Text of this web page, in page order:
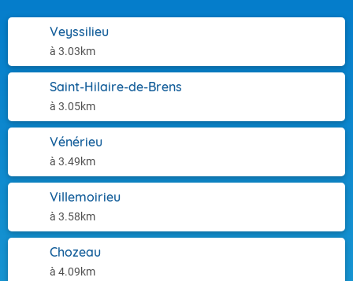
Veyssilieu
à 3.03km
Saint-Hilaire-de-Brens
à 3.05km
Vénérieu
à 3.49km
Villemoirieu
à 3.58km
Chozeau
à 4.09km